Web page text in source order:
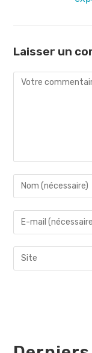
Laisser un
Comment
Enter
your
name
to
comment
Enter
your
email
address
Saisir
l’URL